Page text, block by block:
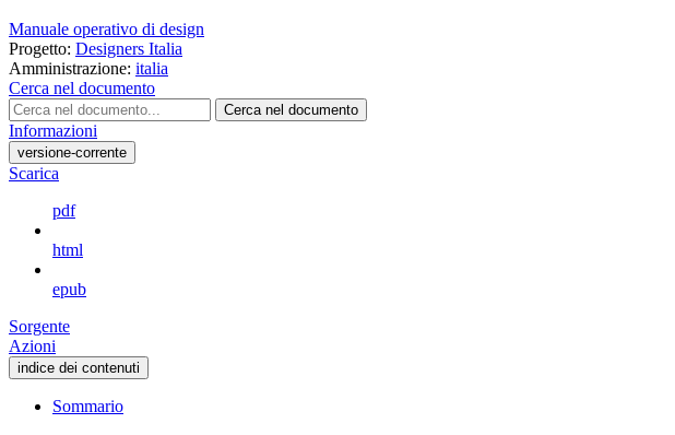
Manuale operativo di design
Progetto: Designers Italia
Amministrazione: italia
Cerca nel documento
Cerca nel documento
Informazioni
versione-corrente
Scarica
pdf
html
epub
Sorgente
Azioni
indice dei contenuti
Sommario